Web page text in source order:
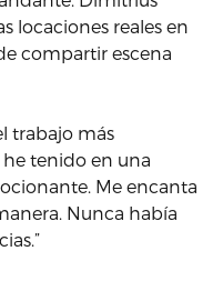
locaciones reales en
compartir escena
trabajo más
tenido en una
Me encanta
Nunca había